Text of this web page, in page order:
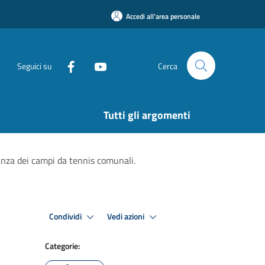
Accedi all'area personale
Seguici su Cerca
Tutti gli argomenti
dei campi da tennis comunali.
Condividi Vedi azioni
Categorie: